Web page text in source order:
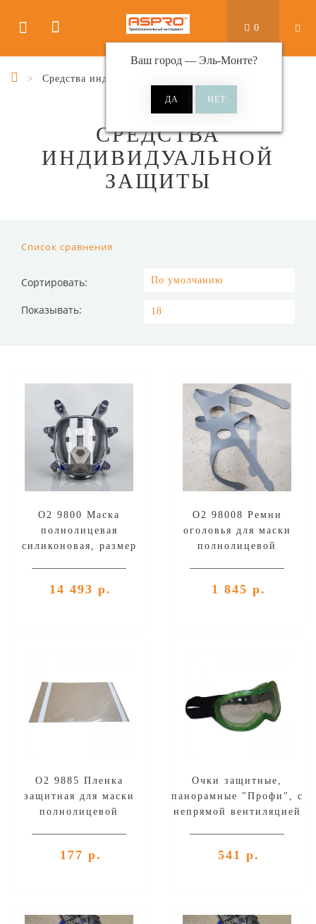
Ваш город — Эль-Монте?
0
Средства индивидуальной защиты
СРЕДСТВА
ИНДИВИДУАЛЬНОЙ
ЗАЩИТЫ
Список сравнения
Сортировать:
Показывать:
О2 9800 Маска
полнолицевая
силиконовая, размер
14 493 р.
О2 98008 Ремни
оголовья для маски
полнолицевой
1 845 р.
О2 9885 Пленка
защитная для маски
полнолицевой
177 р.
Очки защитные,
панорамные "Профи", с
непрямой вентиляцией
541 р.